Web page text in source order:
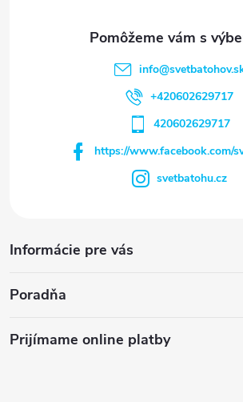
info@
+420602629717
420602629717
https://www.facebook.com/
svetbatohu.cz
Informácie pre vás
Poradňa
Prijímame online platby